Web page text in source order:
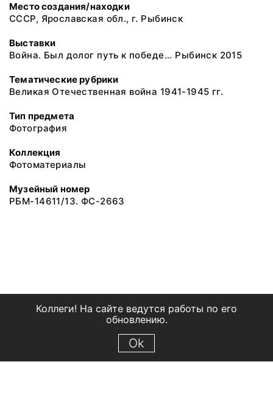
Место создания/находки
СССР, Ярославская обл., г. Рыбинск
Выставки
Война. Был долог путь к победе... Рыбинск 2015
Тематические рубрики
Великая Отечественная война 1941-1945 гг.
Тип предмета
Фотография
Коллекция
Фотоматериалы
Музейный номер
РБМ-14611/13. ФС-2663
Коллеги! На сайте ведутся работы по его
обновлению.
Ok